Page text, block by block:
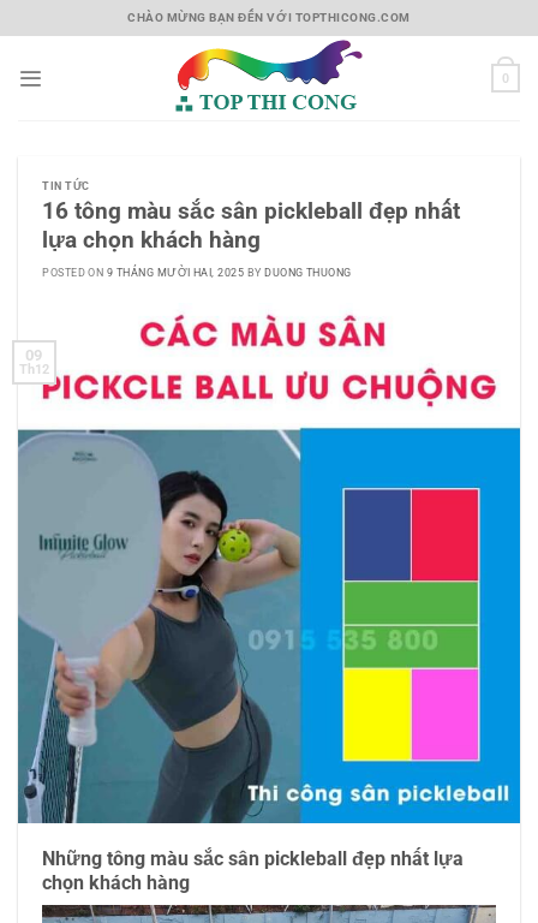
to
CHÀO MỪNG BẠN ĐẾN VỚI TOPTHICONG.COM
0
TIN TỨC
16 tông màu sắc sân pickleball đẹp nhất
lựa chọn khách hàng
POSTED ON 9 THÁNG MƯỜI HAI, 2025 BYDUONG THUONG
09
Th12
Những tông màu sắc sân pickleball đẹp nhất lựa
chọn khách hàng